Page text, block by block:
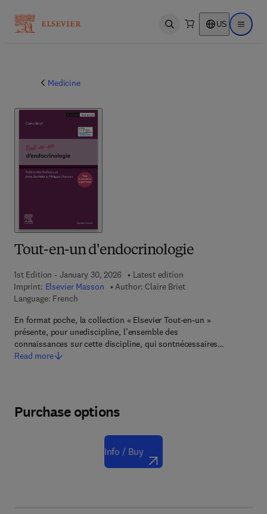
Open search US Open
Medicine
Tout-en-un d'endocrinologie
1st Edition - January 30, 2026
Latest edition
Imprint: Elsevier Masson Author: Claire Briet
Language: French
En format poche, la collection « Elsevier Tout-en-un »
présente, pour unediscipline, l’ensemble des
connaissances sur cette discipline, qui sontnécessaires…
Read more
Purchase options
Info / Buy